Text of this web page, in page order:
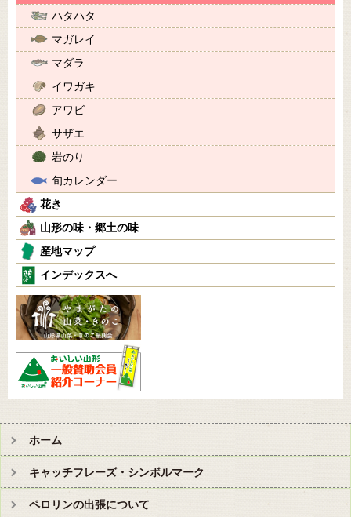
ハタハタ
マガレイ
マダラ
イワガキ
アワビ
サザエ
岩のり
旬カレンダー
花き
山形の味・郷土の味
産地マップ
インデックスへ
ホーム
キャッチフレーズ・シンボルマーク
ペロリンの出張について